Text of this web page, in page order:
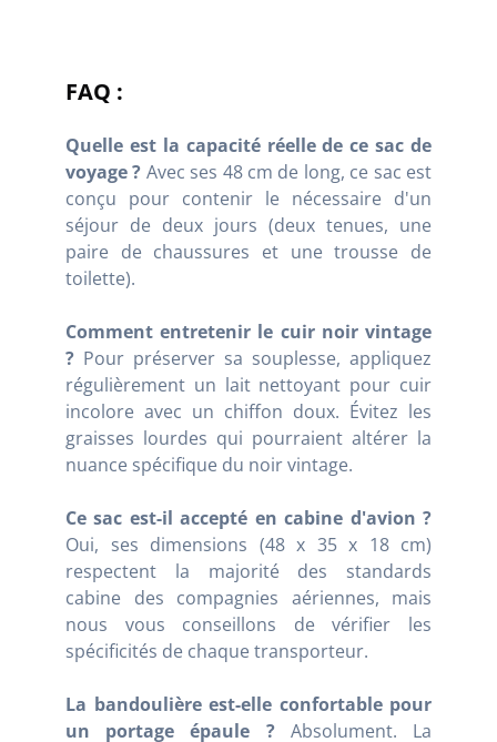
FAQ :
Quelle est la capacité réelle de ce sac de
voyage ? Avec ses 48 cm de long, ce sac est
conçu pour contenir le nécessaire d'un
séjour de deux jours (deux tenues, une
paire de chaussures et une trousse de
toilette).
Comment entretenir le cuir noir vintage
? Pour préserver sa souplesse, appliquez
régulièrement un lait nettoyant pour cuir
incolore avec un chiffon doux. Évitez les
graisses lourdes qui pourraient altérer la
nuance spécifique du noir vintage.
Ce sac est-il accepté en cabine d'avion ?
Oui, ses dimensions (48 x 35 x 18 cm)
respectent la majorité des standards
cabine des compagnies aériennes, mais
nous vous conseillons de vérifier les
spécificités de chaque transporteur.
La bandoulière est-elle confortable pour
un portage épaule ?Absolument. La